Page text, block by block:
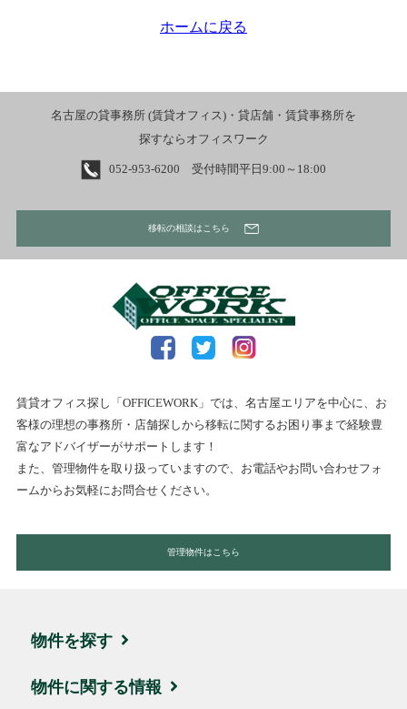
ホームに戻る
名古屋の貸事務所 (賃貸オフィス)・貸店舗・賃貸事務所を
探すならオフィスワーク
052-953-6200 受付時間平日9:00～18:00
移転の相談はこちら
賃貸オフィス探し「OFFICEWORK」では、名古屋エリアを中心に、お
客様の理想の事務所・店舗探しから移転に関するお困り事まで経験豊
富なアドバイザーがサポートします！
また、管理物件を取り扱っていますので、お電話やお問い合わせフォ
ームからお気軽にお問合せください。
管理物件はこちら
物件を探す
エリア・住所から探す
物件に関する情報